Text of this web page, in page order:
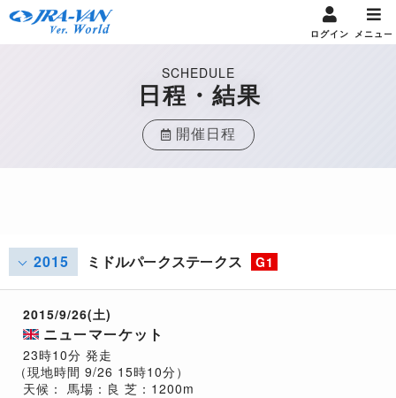
ログイン メニュー
SCHEDULE
日程・結果
開催日程
2015 ミドルパークステークス G1
2015/9/26(土)
ニューマーケット
23時10分 発走
（現地時間 9/26 15時10分）
天候：
馬場：良 芝：1200m